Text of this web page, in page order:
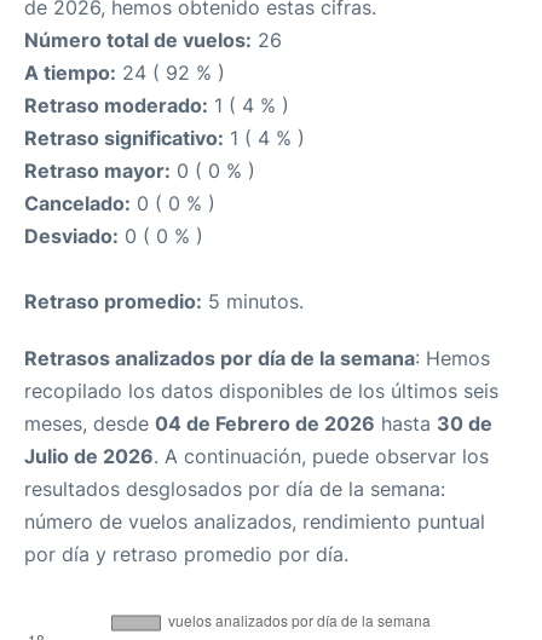
de 2026, hemos obtenido estas cifras.
Número total de vuelos: 26
A tiempo: 24 ( 92 % )
Retraso moderado: 1 ( 4 % )
Retraso significativo: 1 ( 4 % )
Retraso mayor: 0 ( 0 % )
Cancelado: 0 ( 0 % )
Desviado: 0 ( 0 % )
Retraso promedio: 5 minutos.
Retrasos analizados por día de la semana: Hemos
recopilado los datos disponibles de los últimos seis
meses, desde 04 de Febrero de 2026 hasta 30 de
Julio de 2026. A continuación, puede observar los
resultados desglosados por día de la semana:
número de vuelos analizados, rendimiento puntual
por día y retraso promedio por día.